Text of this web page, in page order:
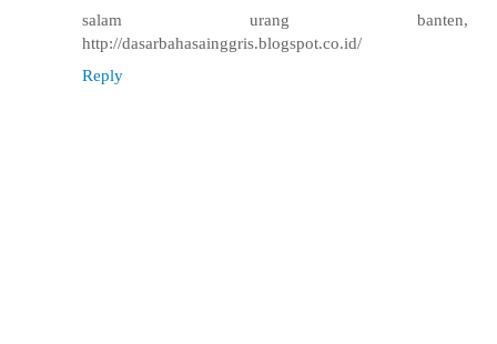
salam urang banten,
http://dasarbahasainggris.blogspot.co.id/
Reply